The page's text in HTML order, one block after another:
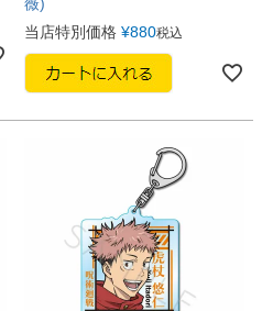
当店特別価格 ¥880税込